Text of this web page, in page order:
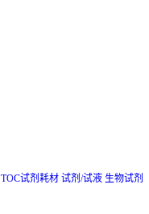
TOC试剂耗材 试剂/试液 生物试剂